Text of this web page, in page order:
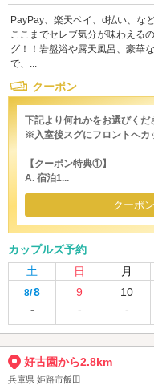
PayPay、楽天ペイ、d払い、な
ここまでセレブ気分が味わえる
グ！！岩盤浴や露天風呂、豪華
で、...
クーポン
下記より何れかをお選びくだ
※入室後スグにフロントへカ
【クーポン特典①】
A. 宿泊1...
クーポ
カップルズ予約
土
日 月
8/8
-
9
-
10
-
好古園から2.8km
兵庫県 姫路市飯田